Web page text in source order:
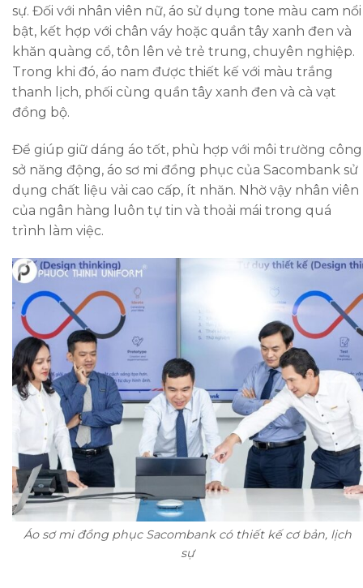
sự. Đối với nhân viên nữ, áo sử dụng tone màu cam nổi
bật, kết hợp với chân váy hoặc quần tây xanh đen và
khăn quàng cổ, tôn lên vẻ trẻ trung, chuyên nghiệp.
Trong khi đó, áo nam được thiết kế với màu trắng
thanh lịch, phối cùng quần tây xanh đen và cà vạt
đồng bộ.
Để giúp giữ dáng áo tốt, phù hợp với môi trường công
sở năng động, áo sơ mi đồng phục của Sacombank sử
dụng chất liệu vải cao cấp, ít nhăn. Nhờ vậy nhân viên
của ngân hàng luôn tự tin và thoải mái trong quá
trình làm việc.
Áo sơ mi đồng phục Sacombank có thiết kế cơ bản, lịch
sự